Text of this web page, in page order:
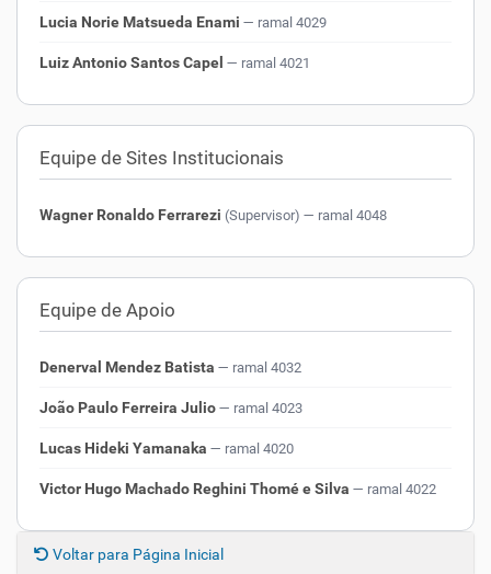
Voltar para Página Inicial
Lucia Norie Matsueda Enami — ramal 4029
Luiz Antonio Santos Capel — ramal 4021
Equipe de Sites Institucionais
Wagner Ronaldo Ferrarezi (Supervisor) — ramal 4048
Equipe de Apoio
Denerval Mendez Batista — ramal 4032
João Paulo Ferreira Julio — ramal 4023
Lucas Hideki Yamanaka — ramal 4020
Victor Hugo Machado Reghini Thomé e Silva — ramal 4022